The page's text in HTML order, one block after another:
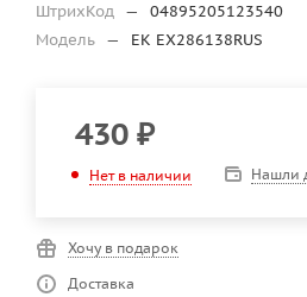
ШтрихКод —
04895205123540
Модель — EK EX286138RUS
430 ₽
Нет в наличии Нашли
Хочу в подарок
Доставка